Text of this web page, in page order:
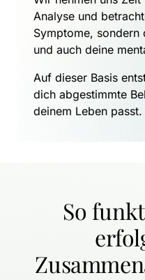
Analyse und
Symptome, sondern
und auch deine
Auf dieser Basis
dich abgestimmte
deinem Leben passt.
So